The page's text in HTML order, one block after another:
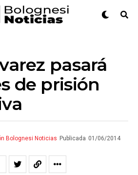
pasará
de prisión
Bolognesi Noticias Publicada 01/06/2014